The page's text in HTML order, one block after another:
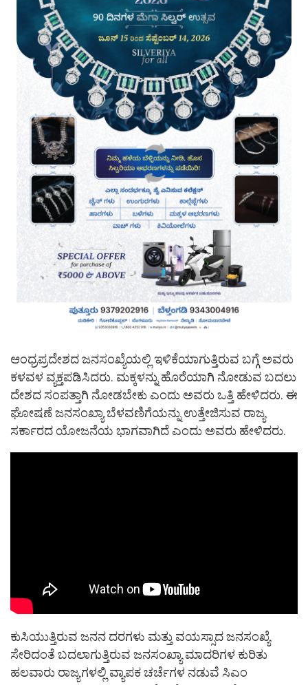
ಆಂಧ್ರಪ್ರದೇಶದ ಜನಸಂಖ್ಯೆಯಲ್ಲಿ ಇಳಿಕೆಯಾಗುತ್ತಿರುವ ಬಗ್ಗೆ ಅವರು
ಕಳವಳ ವ್ಯಕ್ತಪಡಿಸಿದರು. ಮಕ್ಕಳನ್ನು ಹೊರೆಯಾಗಿ ನೋಡುವ ಬದಲು
ದೇಶದ ಸಂಪತ್ತಾಗಿ ನೋಡಬೇಕು ಎಂದು ಅವರು ಒತ್ತಿ ಹೇಳಿದರು. ಈ
ಘೋಷಣೆ ಜನಸಂಖ್ಯಾ ಬೆಳವಣಿಗೆಯನ್ನು ಉತ್ತೇಜಿಸುವ ರಾಜ್ಯ
ಸರ್ಕಾರದ ಯೋಜನೆಯ ಭಾಗವಾಗಿದೆ ಎಂದು ಅವರು ಹೇಳಿದರು.
ಕುಸಿಯುತ್ತಿರುವ ಜನನ ದರಗಳು ಮತ್ತು ವಯಸ್ಸಾದ ಜನಸಂಖ್ಯೆ
ಸೇರಿದಂತೆ ಬದಲಾಗುತ್ತಿರುವ ಜನಸಂಖ್ಯಾ ಮಾದರಿಗಳ ಕುರಿತು
ಹಲವಾರು ರಾಜ್ಯಗಳಲ್ಲಿ ವ್ಯಾಪಕ ಚರ್ಚೆಗಳ ನಡುವೆ ಸಿಎಂ